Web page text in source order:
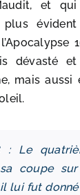
et
dévasté
mais aussi
: Le
coupe
lui fut